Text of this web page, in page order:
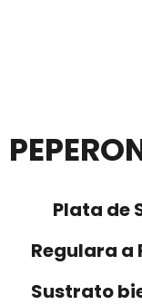
Plata de
Regulara
Sustrato